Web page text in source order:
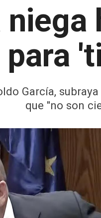
García,
que "no son